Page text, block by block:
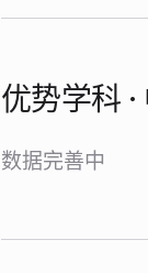
优势学科
数据完善中